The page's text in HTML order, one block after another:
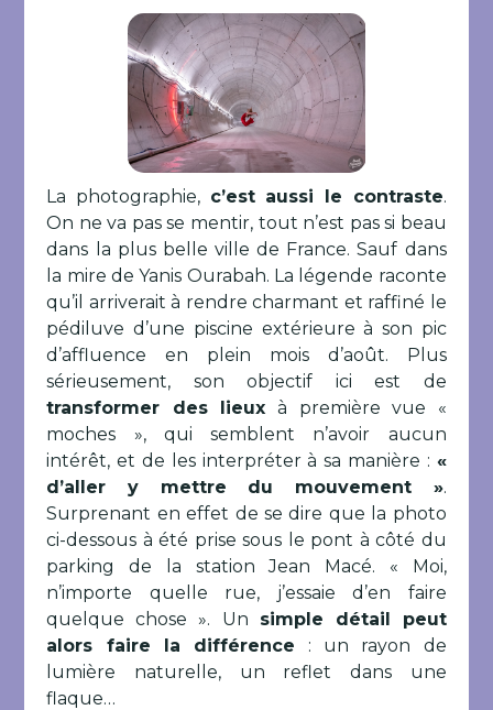
La photographie, c’est aussi le contraste.
On ne va pas se mentir, tout n’est pas si beau
dans la plus belle ville de France. Sauf dans
la mire de Yanis Ourabah. La légende raconte
qu’il arriverait à rendre charmant et raffiné le
pédiluve d’une piscine extérieure à son pic
d’affluence en plein mois d’août. Plus
sérieusement, son objectif ici est de
transformer des lieux à première vue «
moches », qui semblent n’avoir aucun
intérêt, et de les interpréter à sa manière : «
d’aller y mettre du mouvement ».
Surprenant en effet de se dire que la photo
ci-dessous à été prise sous le pont à côté du
parking de la station Jean Macé. « Moi,
n’importe quelle rue, j’essaie d’en faire
quelque chose ». Un simple détail peut
alors faire la différence : un rayon de
lumière naturelle, un reflet dans une
flaque…